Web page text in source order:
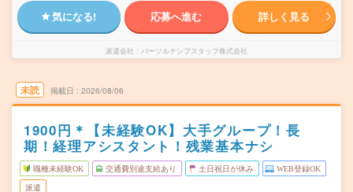
気になる! 応募へ進む 詳しく見る
派遣会社 パーソルテンプスタッフ株式会社
未読 掲載日 2026/08/06
1900円＊【未経験OK】大手グループ！長
期！経理アシスタント！残業基本ナシ
職種未経験OK 交通費別途支給あり 土日祝日が休み WEB登録OK
派遣